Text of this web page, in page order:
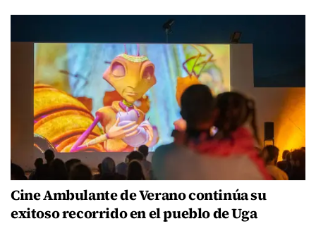
Cine Ambulante de Verano continúa su
exitoso recorrido en el pueblo de Uga